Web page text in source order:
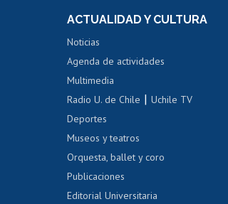
Portal de movilidad interna
Certificado de renta
Certificado de renta
Acoso laboral, sexual y violencia
ACTUALIDAD Y CULTURA
Noticias
Agenda de actividades
Multimedia
Radio U. de Chile |Uchile TV
Deportes
Museos y teatros
Orquesta, ballet y coro
Publicaciones
Editorial Universitaria